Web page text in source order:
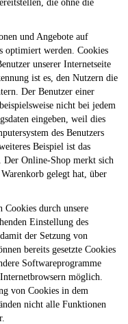
die ohne die
und Angebote auf
optimiert werden. Cookies
unserer Internetseite
ist es, den Nutzern die
Der Benutzer einer
nicht bei jedem
eingeben, weil dies
des Benutzers
Beispiel ist das
Der Online-Shop merkt sich
gelegt hat, über
Cookies durch unsere
Einstellung des
der Setzung von
bereits gesetzte Cookies
Softwareprogramme
möglich.
von Cookies in dem
nicht alle Funktionen